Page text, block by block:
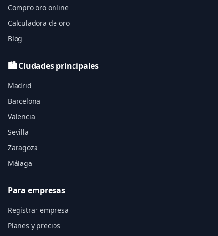
Compro oro online
Calculadora de oro
Blog
🏙️ Ciudades principales
Madrid
Barcelona
Valencia
Sevilla
Zaragoza
Málaga
Para empresas
Registrar empresa
Planes y precios